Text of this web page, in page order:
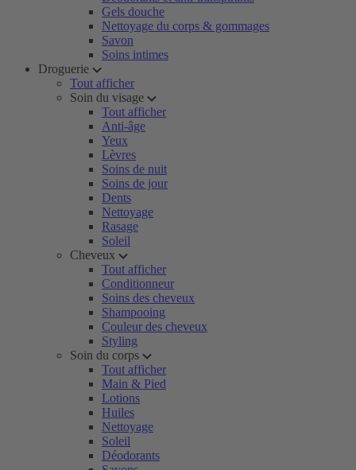
Gels douche
Nettoyage du corps & gommages
Savon
Soins intimes
Droguerie
Tout afficher
Soin du visage
Tout afficher
Anti-âge
Yeux
Lèvres
Soins de nuit
Soins de jour
Dents
Nettoyage
Rasage
Soleil
Cheveux
Tout afficher
Conditionneur
Soins des cheveux
Shampooing
Couleur des cheveux
Styling
Soin du corps
Tout afficher
Main & Pied
Lotions
Huiles
Nettoyage
Soleil
Déodorants